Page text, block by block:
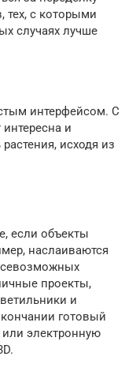
тех, с которыми
случаях лучше
интерфейсом. С
и
исходя из
если объекты
наслаиваются
проекты,
и
готовый
или электронную